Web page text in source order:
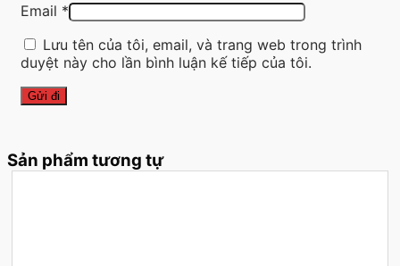
Email *
Lưu tên của tôi, email, và trang web trong trình
duyệt này cho lần bình luận kế tiếp của tôi.
Sản phẩm tương tự